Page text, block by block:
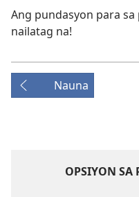
Ang pundasyon para
nailatag na!
Nauna
OPSIYON SA